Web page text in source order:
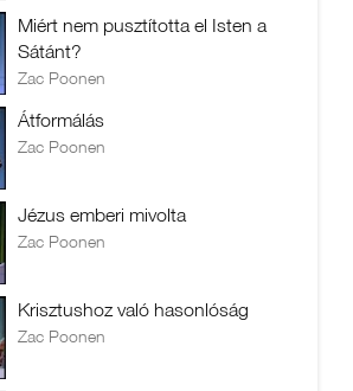
Miért nem pusztította el Isten a
Sátánt?
Zac Poonen
Átformálás
Zac Poonen
Jézus emberi mivolta
Zac Poonen
Krisztushoz való hasonlóság
Zac Poonen